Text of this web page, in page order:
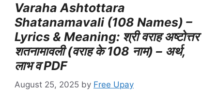
Varaha Ashtottara
Shatanamavali (108 Names) –
Lyrics & Meaning: श्री वराह अष्टोत्तर
शतनामावली (वराह के 108 नाम) – अर्थ,
लाभ व PDF
August 25, 2025 by Free Upay